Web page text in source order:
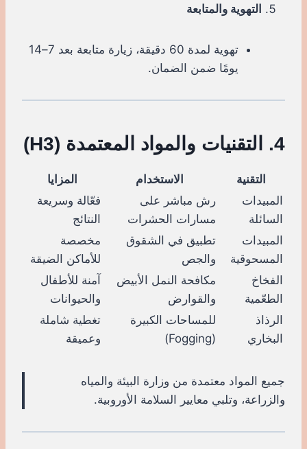
التهوية والمتابعة
تهوية لمدة 60 دقيقة، زيارة متابعة بعد 7–14
يومًا ضمن الضمان.
4. التقنيات والمواد المعتمدة (H3)
التقنية الاستخدام
المزايا
المبيدات
السائلة
رش مباشر على
مسارات الحشرات
فعّالة وسريعة
النتائج
المبيدات
المسحوقية
تطبيق في الشقوق
والجص
مخصصة
للأماكن الضيقة
الفخاخ
الطعّمية
مكافحة النمل الأبيض
والقوارض
آمنة للأطفال
والحيوانات
الرذاذ
البخاري
للمساحات الكبيرة
(Fogging)
تغطية شاملة
وعميقة
جميع المواد معتمدة من وزارة البيئة والمياه
والزراعة، وتلبي معايير السلامة الأوروبية.